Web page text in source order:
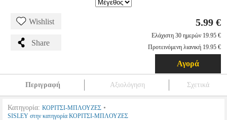
Wishlist
Share
5.99 €
Ελάχιστη 30 ημερών 19.95 €
Προτεινόμενη λιανική 19.95 €
Αγορά
Περιγραφή Αξιολόγηση Σχετικά
Κατηγορία: ΚΟΡΙΤΣΙ-ΜΠΛΟΥΖΕΣ •
SISLEY στην κατηγορία ΚΟΡΙΤΣΙ-ΜΠΛΟΥΖΕΣ